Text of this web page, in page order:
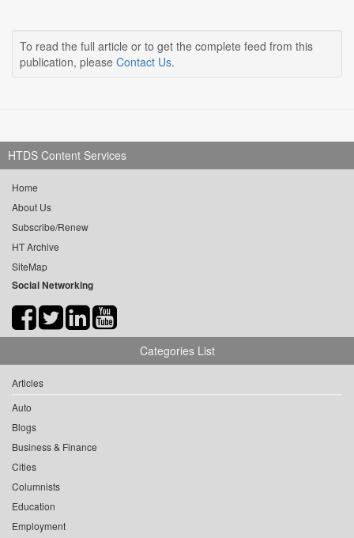
To read the full article or to get the complete feed from this
publication, please Contact Us.
HTDS Content Services
Home
About Us
Subscribe/Renew
HT Archive
SiteMap
Social Networking
Categories List
Articles
Auto
Blogs
Business & Finance
Cities
Columnists
Education
Employment